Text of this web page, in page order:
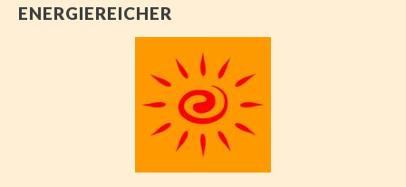
ENERGIEREICHER